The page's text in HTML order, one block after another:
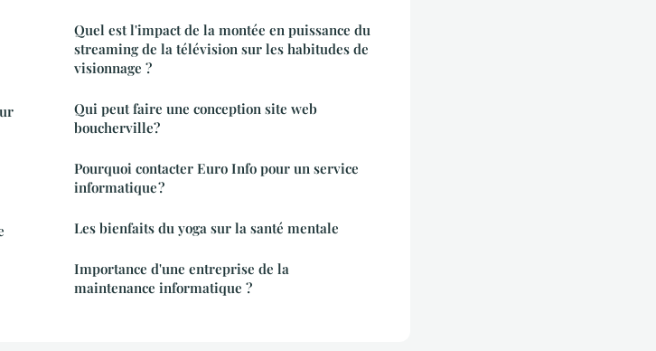
Quel est l'impact de la montée en puissance du
streaming de la télévision sur les habitudes de
visionnage ?
Qui peut faire une conception site web
boucherville?
Pourquoi contacter Euro Info pour un service
informatique ?
Les bienfaits du yoga sur la santé mentale
Importance d'une entreprise de la
maintenance informatique ?